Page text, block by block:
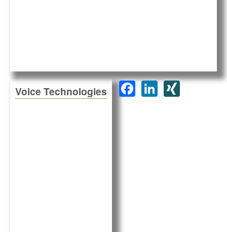
Voice Technologies
F
Li XI